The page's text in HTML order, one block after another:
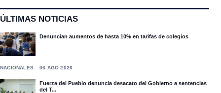
ÚLTIMAS NOTICIAS
Denuncian aumentos de hasta 10% en tarifas de colegios
NACIONALES 06 AGO 2026
Fuerza del Pueblo denuncia desacato del Gobierno a sentencias
del T...